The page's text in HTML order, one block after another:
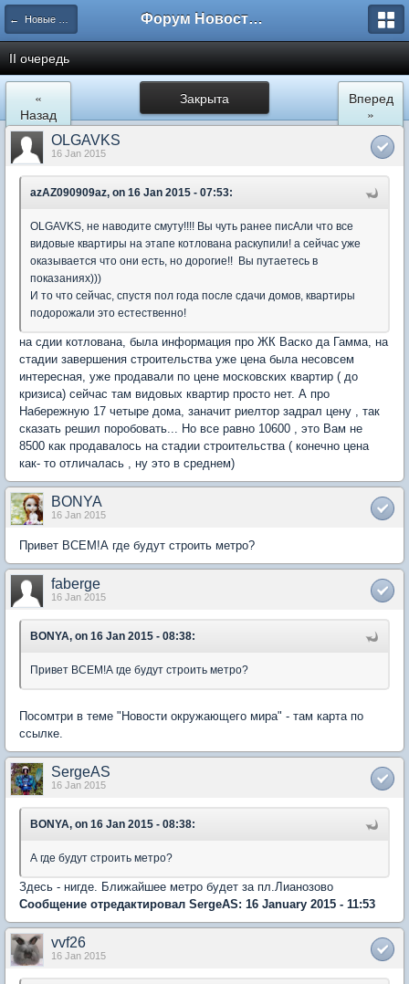
← Новые Водники Форум Новостройки
II очередь
Закрыта
«
Назад
Вперед
»
OLGAVKS
16 Jan 2015
azAZ090909az, on 16 Jan 2015 - 07:53:
OLGAVKS, не наводите смуту!!!! Вы чуть ранее писАли что все
видовые квартиры на этапе котлована раскупили! а сейчас уже
оказывается что они есть, но дорогие!! Вы путаетесь в
показаниях)))
И то что сейчас, спустя пол года после сдачи домов, квартиры
подорожали это естественно!
на сдии котлована, была информация про ЖК Васко да Гамма, на
стадии завершения строительства уже цена была несовсем
интересная, уже продавали по цене московских квартир ( до
кризиса) сейчас там видовых квартир просто нет. А про
Набережную 17 четыре дома, заначит риелтор задрал цену , так
сказать решил поробовать... Но все равно 10600 , это Вам не
8500 как продавалось на стадии строительства ( конечно цена
как- то отличалась , ну это в среднем)
BONYA
16 Jan 2015
Привет ВСЕМ!А где будут строить метро?
faberge
16 Jan 2015
BONYA, on 16 Jan 2015 - 08:38:
Привет ВСЕМ!А где будут строить метро?
Посомтри в теме "Новости окружающего мира" - там карта по
ссылке.
SergeAS
16 Jan 2015
BONYA, on 16 Jan 2015 - 08:38:
А где будут строить метро?
Здесь - нигде. Ближайшее метро будет за пл.Лианозово
Сообщение отредактировал SergeAS: 16 January 2015 - 11:53
vvf26
16 Jan 2015